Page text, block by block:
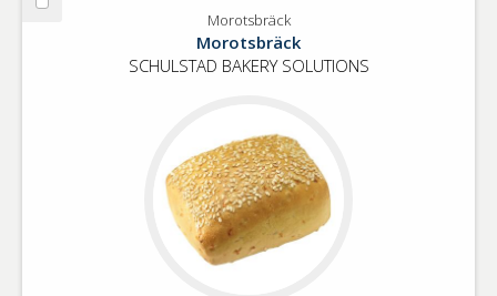
Välj
Morotsbräck
Morotsbräck
SCHULSTAD BAKERY SOLUTIONS